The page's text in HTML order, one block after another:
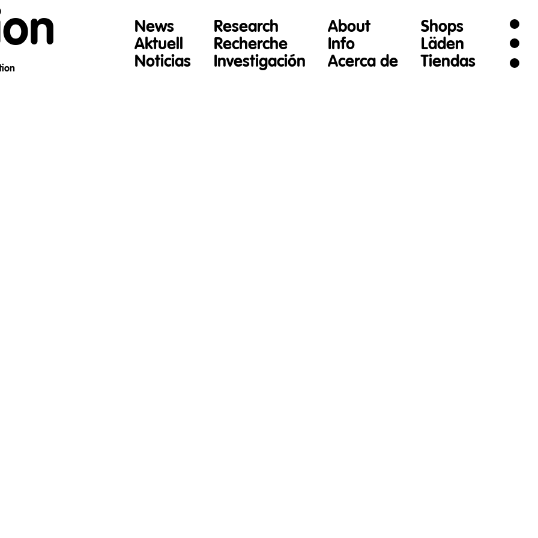
News
Aktuell
Noticias
Research
Recherche
Investigación
About
Info
Acerca de
Shops
Läden
Tiendas